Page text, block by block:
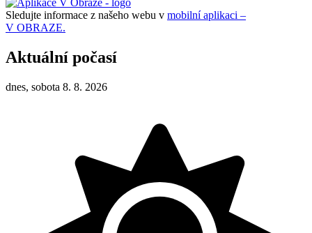
Sledujte informace z našeho webu v mobilní aplikaci –
V OBRAZE.
Aktuální počasí
dnes, sobota 8. 8. 2026